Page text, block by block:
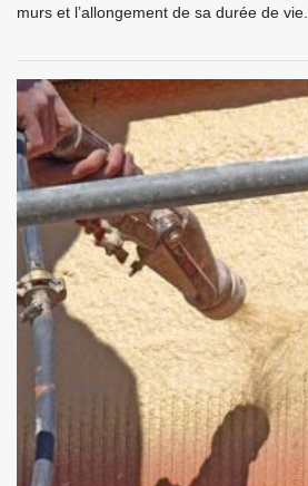
murs et l’allongement de sa durée de vie.